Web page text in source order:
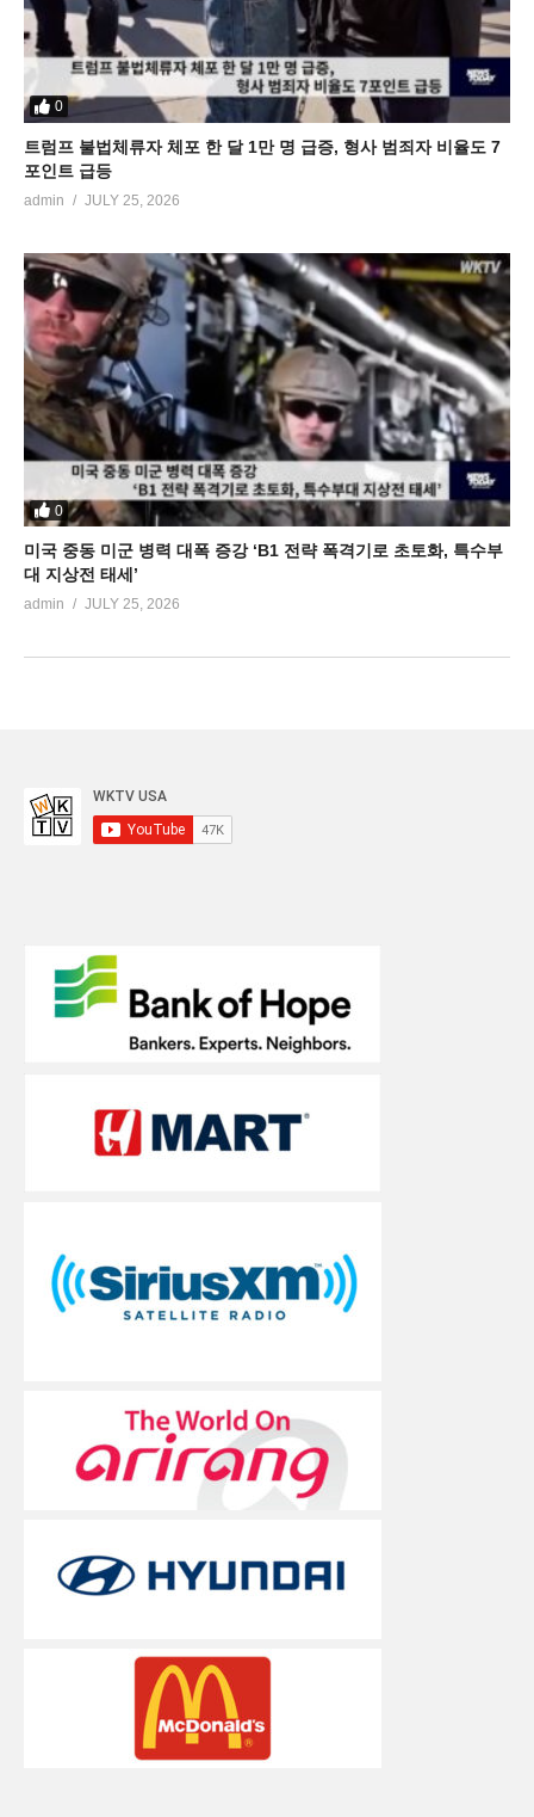
0
트럼프 불법체류자 체포 한 달 1만 명 급증, 형사 범죄자 비율도 7
포인트 급등
admin JULY 25, 2026
0
미국 중동 미군 병력 대폭 증강 ‘B1 전략 폭격기로 초토화, 특수부
대 지상전 태세’
admin JULY 25, 2026